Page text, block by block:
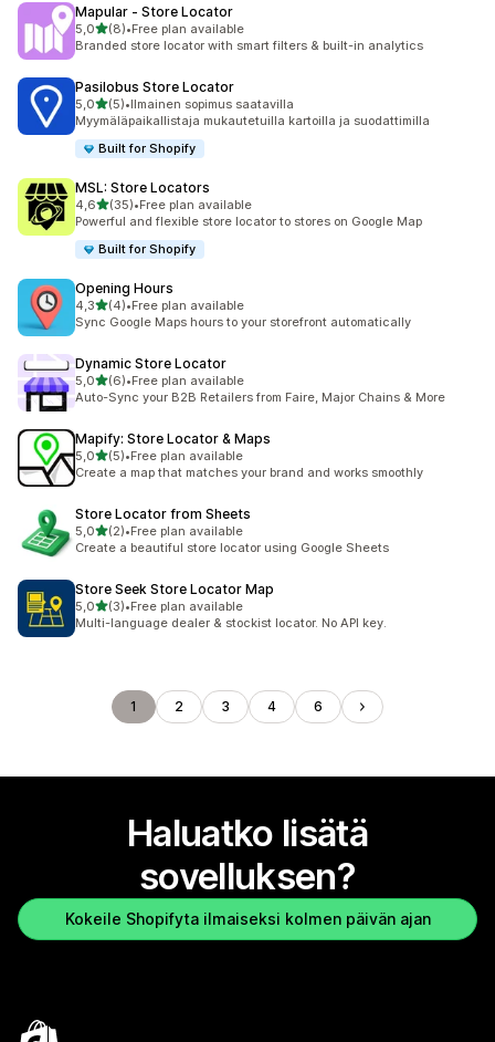
Mapular ‑ Store Locator
5,0/ 5 tähteä
(8)
8 arvostelua yhteensä
•Free plan available
Branded store locator with smart filters & built-in analytics
Pasilobus Store Locator
5,0/ 5 tähteä
(5)
5 arvostelua yhteensä
•Ilmainen sopimus saatavilla
Myymäläpaikallistaja mukautetuilla kartoilla ja suodattimilla
Built for Shopify
MSL: Store Locators
4,6/ 5 tähteä
(35)
35 arvostelua yhteensä
•Free plan available
Powerful and flexible store locator to stores on Google Map
Built for Shopify
Opening Hours
4,3/ 5 tähteä
(4)
4 arvostelua yhteensä
•Free plan available
Sync Google Maps hours to your storefront automatically
Dynamic Store Locator
5,0/ 5 tähteä
(6)
6 arvostelua yhteensä
•Free plan available
Auto-Sync your B2B Retailers from Faire, Major Chains & More
Mapify: Store Locator & Maps
5,0/ 5 tähteä
(5)
5 arvostelua yhteensä
•Free plan available
Create a map that matches your brand and works smoothly
Store Locator from Sheets
5,0/ 5 tähteä
(2)
2 arvostelua yhteensä
•Free plan available
Create a beautiful store locator using Google Sheets
Store Seek Store Locator Map
5,0/ 5 tähteä
(3)
3 arvostelua yhteensä
•Free plan available
Multi-language dealer & stockist locator. No API key.
1 2 3 4 6
Haluatko lisätä
sovelluksen?
Kokeile Shopifyta ilmaiseksi kolmen päivän ajan